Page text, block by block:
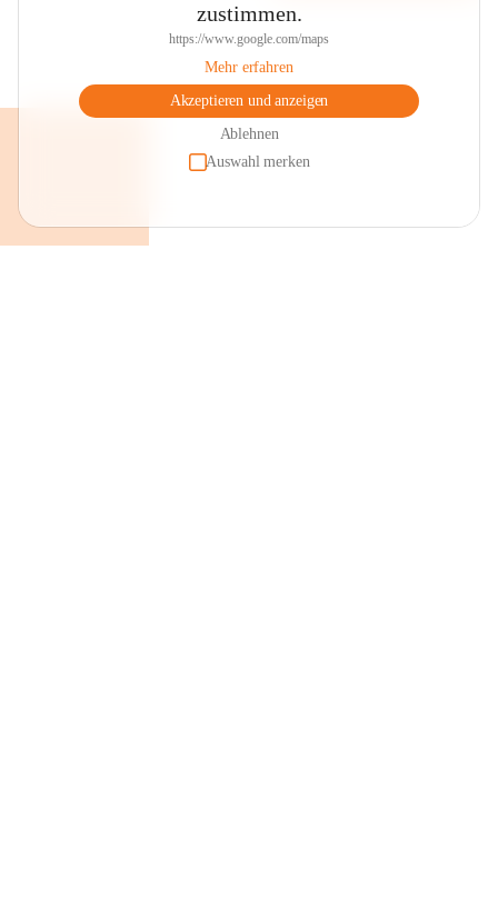
zustimmen.
https://www.google.com/maps
Mehr erfahren
Akzeptieren und anzeigen
Ablehnen
Auswahl merken